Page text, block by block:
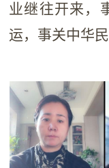
业继往开来，
运，事关中华